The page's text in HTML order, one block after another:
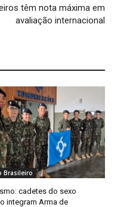
têm nota máxima em
avaliação internacional
Brasileiro
cadetes do sexo
integram Arma de